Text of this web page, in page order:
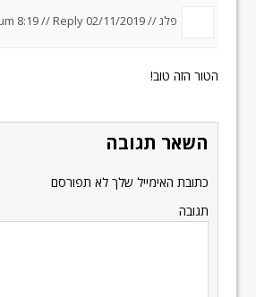
פלג //02/11/2019 um 8:19
//Reply
הטור הזה טוב!
השאר תגובה
כתובת האימייל שלך לא תפורסם
תגובה